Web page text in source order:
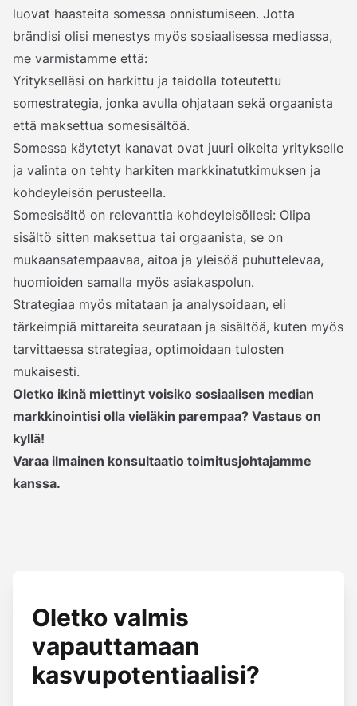
luovat haasteita somessa onnistumiseen. Jotta
brändisi olisi menestys myös sosiaalisessa mediassa,
me varmistamme että:
Yritykselläsi on harkittu ja taidolla toteutettu
somestrategia, jonka avulla ohjataan sekä orgaanista
että maksettua somesisältöä.
Somessa käytetyt kanavat ovat juuri oikeita yritykselle
ja valinta on tehty harkiten markkinatutkimuksen ja
kohdeyleisön perusteella.
Somesisältö on relevanttia kohdeyleisöllesi: Olipa
sisältö sitten maksettua tai orgaanista, se on
mukaansatempaavaa, aitoa ja yleisöä puhuttelevaa,
huomioiden samalla myös asiakaspolun.
Strategiaa myös mitataan ja analysoidaan, eli
tärkeimpiä mittareita seurataan ja sisältöä, kuten myös
tarvittaessa strategiaa, optimoidaan tulosten
mukaisesti.
Oletko ikinä miettinyt voisiko sosiaalisen median
markkinointisi olla vieläkin parempaa? Vastaus on
kyllä!
Varaa ilmainen konsultaatio toimitusjohtajamme
kanssa.
Oletko valmis
vapauttamaan
kasvupotentiaalisi?